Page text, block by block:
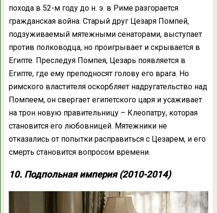
похода в 52-м году до н. э. в Риме разгорается
гражданская война. Старый друг Цезаря Помпей,
подзуживаемый мятежными сенаторами, выступает
против полководца, но проигрывает и скрывается в
Египте. Преследуя Помпея, Цезарь появляется в
Египте, где ему преподносят голову его врага. Но
римского властителя оскорбляет надругательство над
Помпеем, он свергает египетского царя и усаживает
на трон новую правительницу – Клеопатру, которая
становится его любовницей. Мятежники не
отказались от попытки расправиться с Цезарем, и его
смерть становится вопросом времени.
10. Подпольная империя (2010-2014)